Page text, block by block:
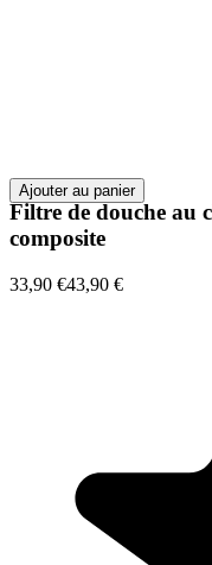
Ajouter au panier
Filtre de douche au
composite
33,90 €43,90 €